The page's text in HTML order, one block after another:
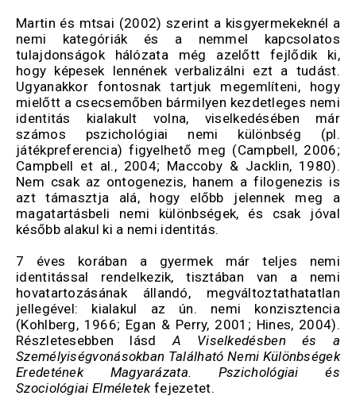
Martin és mtsai (2002) szerint a kisgyermekeknél a
nemi kategóriák és a nemmel kapcsolatos
tulajdonságok hálózata még azelőtt fejlődik ki,
hogy képesek lennének verbalizálni ezt a tudást.
Ugyanakkor fontosnak tartjuk megemlíteni, hogy
mielőtt a csecsemőben bármilyen kezdetleges nemi
identitás kialakult volna, viselkedésében már
számos pszichológiai nemi különbség (pl.
játékpreferencia) figyelhető meg (Campbell, 2006;
Campbell et al., 2004; Maccoby & Jacklin, 1980).
Nem csak az ontogenezis, hanem a filogenezis is
azt támasztja alá, hogy előbb jelennek meg a
magatartásbeli nemi különbségek, és csak jóval
később alakul ki a nemi identitás.
7 éves korában a gyermek már teljes nemi
identitással rendelkezik, tisztában van a nemi
hovatartozásának állandó, megváltoztathatatlan
jellegével: kialakul az ún. nemi konzisztencia
(Kohlberg, 1966; Egan & Perry, 2001; Hines, 2004).
Részletesebben lásdA Viselkedésben és a
Személyiségvonásokban Található Nemi Különbségek
Eredetének Magyarázata. Pszichológiai és
Szociológiai Elméletek fejezetet.